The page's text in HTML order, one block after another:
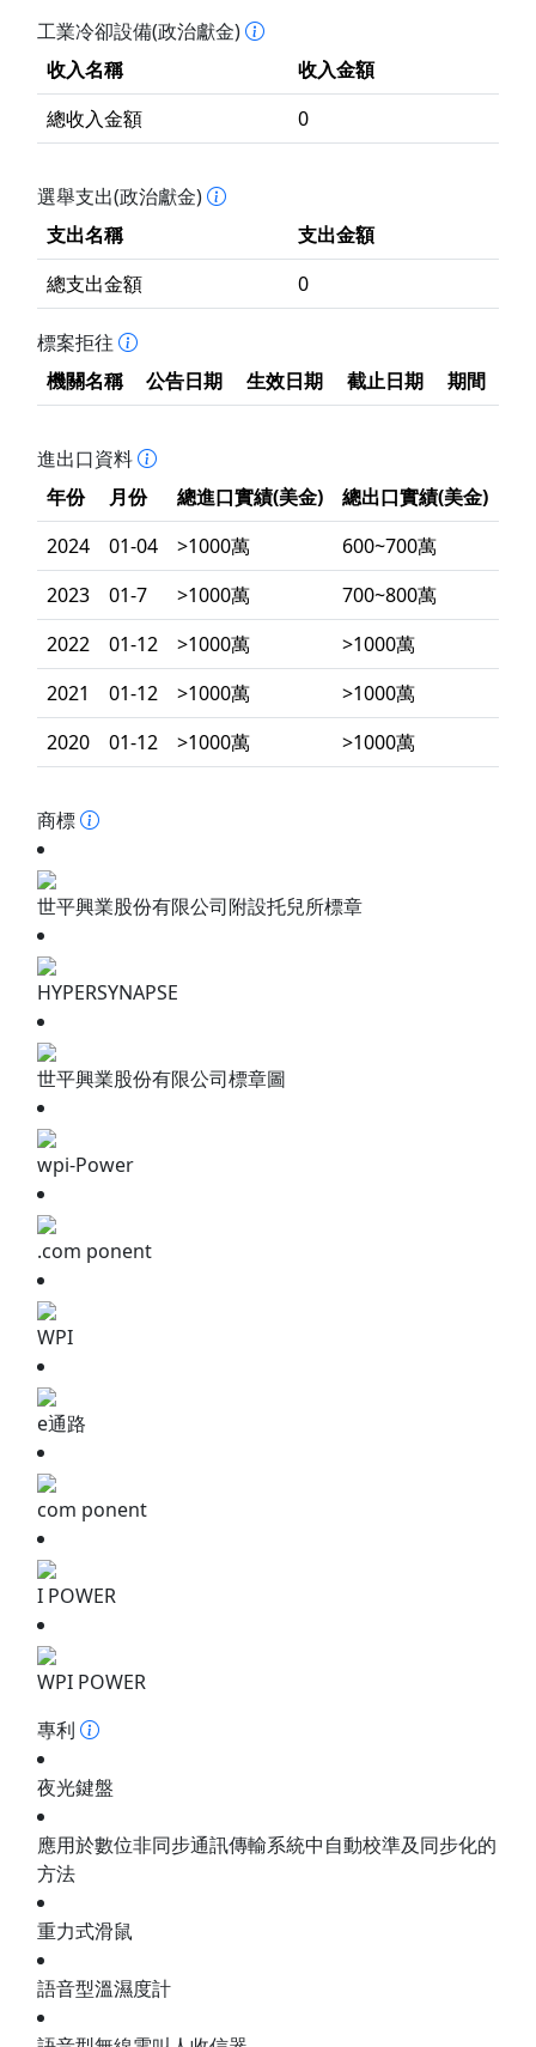
工業冷卻設備(政治獻金)
收入名稱
收入金額
總收入金額
0
選舉支出(政治獻金)
支出名稱
支出金額
總支出金額
0
標案拒往
機關名稱
公告日期 生效日期 截止日期 期間
進出口資料
年份
月份 總進口實績(美金)
總出口實績(美金)
2024
01-04 >1000萬
600~700萬
2023
01-7 >1000萬
700~800萬
2022
01-12 >1000萬
>1000萬
2021
01-12 >1000萬
>1000萬
2020
01-12 >1000萬 >1000萬
商標
世平興業股份有限公司附設托兒所標章
HYPERSYNAPSE
世平興業股份有限公司標章圖
wpi-Power
.com ponent
WPI
e通路
com ponent
I POWER
WPI POWER
專利
夜光鍵盤
應用於數位非同步通訊傳輸系統中自動校準及同步化的
方法
重力式滑鼠
語音型溫濕度計